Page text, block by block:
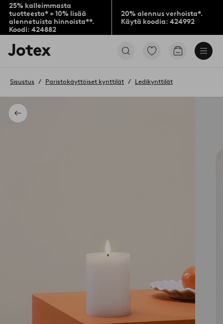
25% kalleimmasta
tuotteesta* + 10% lisää
alennetuista hinnoista**.
Koodi: 424882
20% alennus verhoista*.
Käytä koodia: 424992
Jotex-
logo
aloitussivulle
Siirry
Siirry
Takaisin
Sisustus Paristokäyttöiset kynttilät Ledikynttilät